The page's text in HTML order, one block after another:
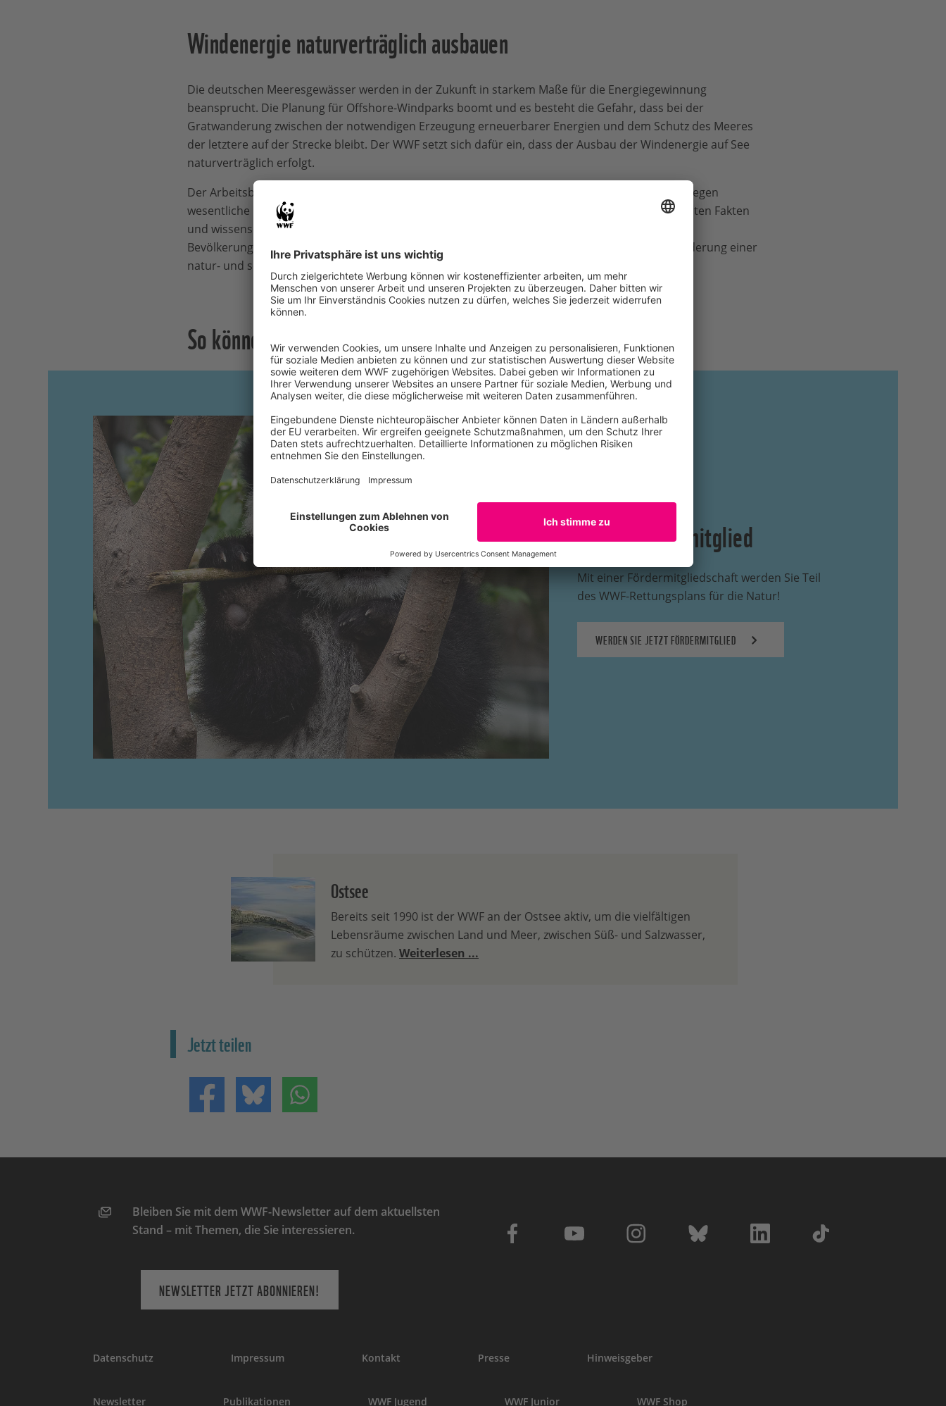
Windenergie naturverträglich ausbauen
Die deutschen Meeresgewässer werden in der Zukunft in starkem Maße für die Energiegewinnung
beansprucht. Die Planung für Offshore-Windparks boomt und es besteht die Gefahr, dass bei der
Gratwanderung zwischen der notwendigen Erzeugung erneuerbarer Energien und dem Schutz des Meeres
der letztere auf der Strecke bleibt. Der WWF setzt sich dafür ein, dass der Ausbau der Windenergie auf See
naturverträglich erfolgt.
Der Arbeitsbereich “Schutz der Küste von Nord- und Ostsee“ konzentriert sich auf den Einsatz gegen
wesentliche naturzerstörerische Eingriffe an der Küsten und in flachen Meeresgebieten. Mit harten Fakten
und wissenschaftlichen Gutachten beeinflussen wir Entscheidungsprozesse und versuchen, die
Bevölkerung für umweltverträgliche Lösungen zu gewinnen. Wir setzen uns zugleich für die Förderung einer
natur- und sozialverträglichen Entwicklung an unseren Küsten ein.
So können Sie helfen
WWF-Fördermitglied
Mit einer Fördermitgliedschaft werden Sie Teil
des WWF-Rettungsplans für die Natur!
WERDEN SIE JETZT FÖRDERMITGLIED
Ostsee
Bereits seit 1990 ist der WWF an der Ostsee aktiv, um die vielfältigen
Lebensräume zwischen Land und Meer, zwischen Süß- und Salzwasser,
zu schützen. Weiterlesen ...
Jetzt teilen
Teilen auf FacebookTeilen auf Bluesky
Bleiben Sie mit dem WWF-Newsletter auf dem aktuellsten
Stand – mit Themen, die Sie interessieren.
NEWSLETTER JETZT ABONNIEREN!
Datenschutz Impressum Kontakt Presse Hinweisgeber
Newsletter Publikationen WWF Jugend WWF Junior WWF Shop